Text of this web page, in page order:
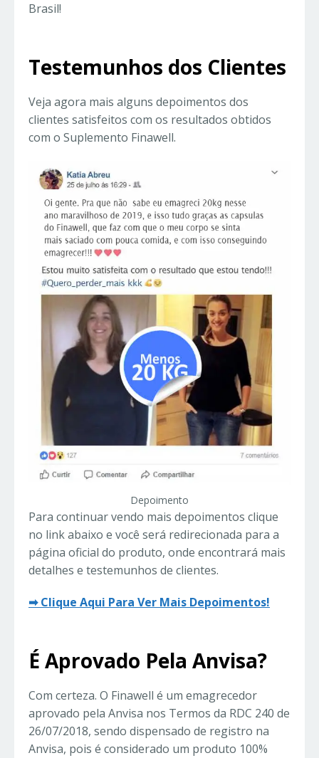
Brasil!
Testemunhos dos Clientes
Veja agora mais alguns depoimentos dos
clientes satisfeitos com os resultados obtidos
com o Suplemento Finawell.
Depoimento
Para continuar vendo mais depoimentos clique
no link abaixo e você será redirecionada para a
página oficial do produto, onde encontrará mais
detalhes e testemunhos de clientes.
➡ Clique Aqui Para Ver Mais Depoimentos!
É Aprovado Pela Anvisa?
Com certeza. O Finawell é um emagrecedor
aprovado pela Anvisa nos Termos da RDC 240 de
26/07/2018, sendo dispensado de registro na
Anvisa, pois é considerado um produto 100%